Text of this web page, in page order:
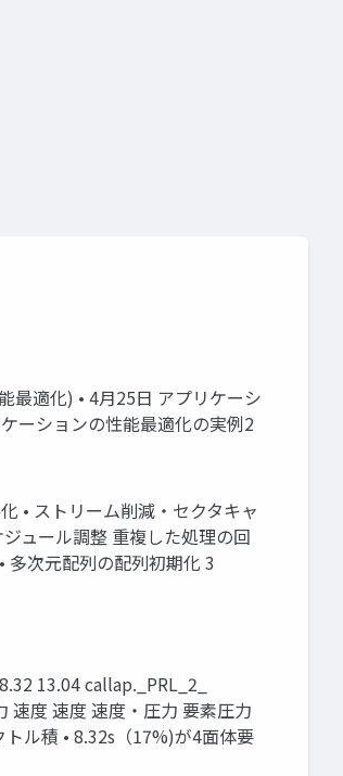
最適化) • 4⽉25⽇ アプリケーシ
ーションの性能最適化の実例2
• ストリーム削減・セクタキャ
ュール調整 重複した処理の回
多次元配列の配列初期化 3
13.04 callap._PRL_2_
度 速度 速度・圧⼒ 要素圧⼒
ル積 • 8.32s（17%)が4面体要